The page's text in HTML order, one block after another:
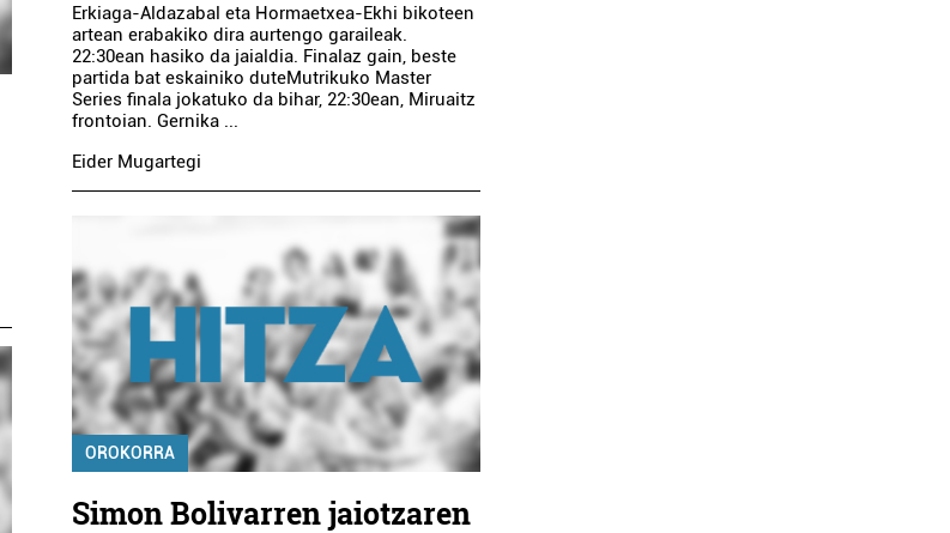
Erkiaga-Aldazabal eta Hormaetxea-Ekhi bikoteen
artean erabakiko dira aurtengo garaileak.
22:30ean hasiko da jaialdia. Finalaz gain, beste
partida bat eskainiko duteMutrikuko Master
Series finala jokatuko da bihar, 22:30ean, Miruaitz
frontoian. Gernika ...
Eider Mugartegi
OROKORRA
Simon Bolivarren jaiotzaren